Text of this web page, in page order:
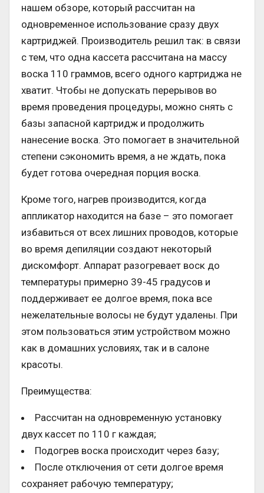
нашем обзоре, который рассчитан на
одновременное использование сразу двух
картриджей. Производитель решил так: в связи
с тем, что одна кассета рассчитана на массу
воска 110 граммов, всего одного картриджа не
хватит. Чтобы не допускать перерывов во
время проведения процедуры, можно снять с
базы запасной картридж и продолжить
нанесение воска. Это помогает в значительной
степени сэкономить время, а не ждать, пока
будет готова очередная порция воска.
Кроме того, нагрев производится, когда
аппликатор находится на базе – это помогает
избавиться от всех лишних проводов, которые
во время депиляции создают некоторый
дискомфорт. Аппарат разогревает воск до
температуры примерно 39-45 градусов и
поддерживает ее долгое время, пока все
нежелательные волосы не будут удалены. При
этом пользоваться этим устройством можно
как в домашних условиях, так и в салоне
красоты.
Преимущества:
Рассчитан на одновременную установку
двух кассет по 110 г каждая;
Подогрев воска происходит через базу;
После отключения от сети долгое время
сохраняет рабочую температуру;